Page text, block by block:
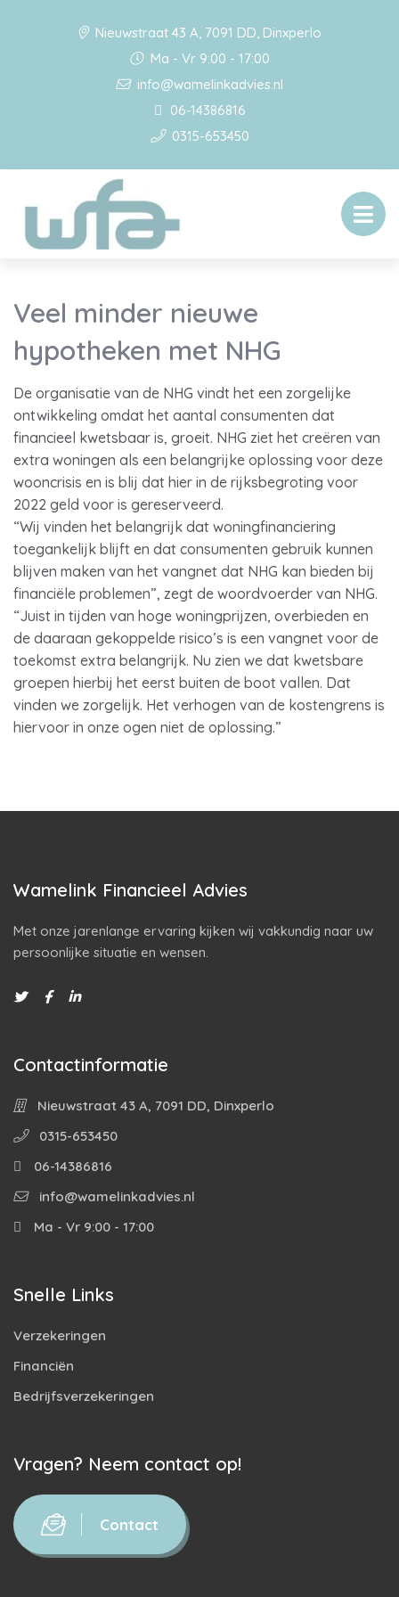
Nieuwstraat 43 A, 7091 DD, Dinxperlo
Ma - Vr 9:00 - 17:00
info@wamelinkadvies.nl
06-14386816
0315-653450
Veel minder nieuwe
hypotheken met NHG
De organisatie van de NHG vindt het een zorgelijke
ontwikkeling omdat het aantal consumenten dat
financieel kwetsbaar is, groeit. NHG ziet het creëren van
extra woningen als een belangrijke oplossing voor deze
wooncrisis en is blij dat hier in de rijksbegroting voor
2022 geld voor is gereserveerd.
“Wij vinden het belangrijk dat woningfinanciering
toegankelijk blijft en dat consumenten gebruik kunnen
blijven maken van het vangnet dat NHG kan bieden bij
financiële problemen”, zegt de woordvoerder van NHG.
“Juist in tijden van hoge woningprijzen, overbieden en
de daaraan gekoppelde risico’s is een vangnet voor de
toekomst extra belangrijk. Nu zien we dat kwetsbare
groepen hierbij het eerst buiten de boot vallen. Dat
vinden we zorgelijk. Het verhogen van de kostengrens is
hiervoor in onze ogen niet de oplossing.”
Wamelink Financieel Advies
Met onze jarenlange ervaring kijken wij vakkundig naar uw
persoonlijke situatie en wensen.
Contactinformatie
Nieuwstraat 43 A, 7091 DD, Dinxperlo
0315-653450
06-14386816
info@wamelinkadvies.nl
Ma - Vr 9:00 - 17:00
Snelle Links
Verzekeringen
Financiën
Bedrijfsverzekeringen
Vragen? Neem contact op!
Contact